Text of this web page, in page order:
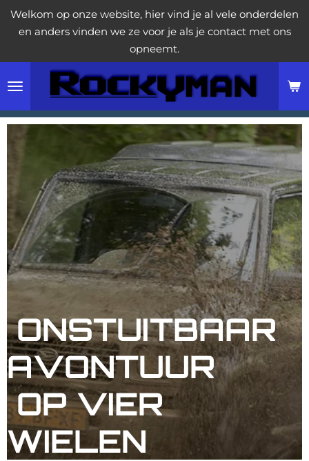
Ga
direct
hoofdinhoud
Welkom op onze website, hier vind je al vele onderdelen
en anders vinden we ze voor je als je contact met ons
opneemt.
ONSTUITBAAR
AVONTUUR
OPVIER
WIELEN